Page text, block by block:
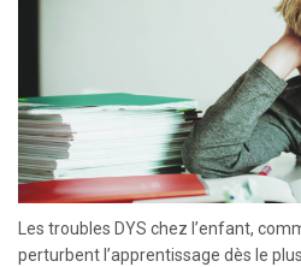
Les troubles DYS chez l’enfant,
perturbent l’apprentissage dès le